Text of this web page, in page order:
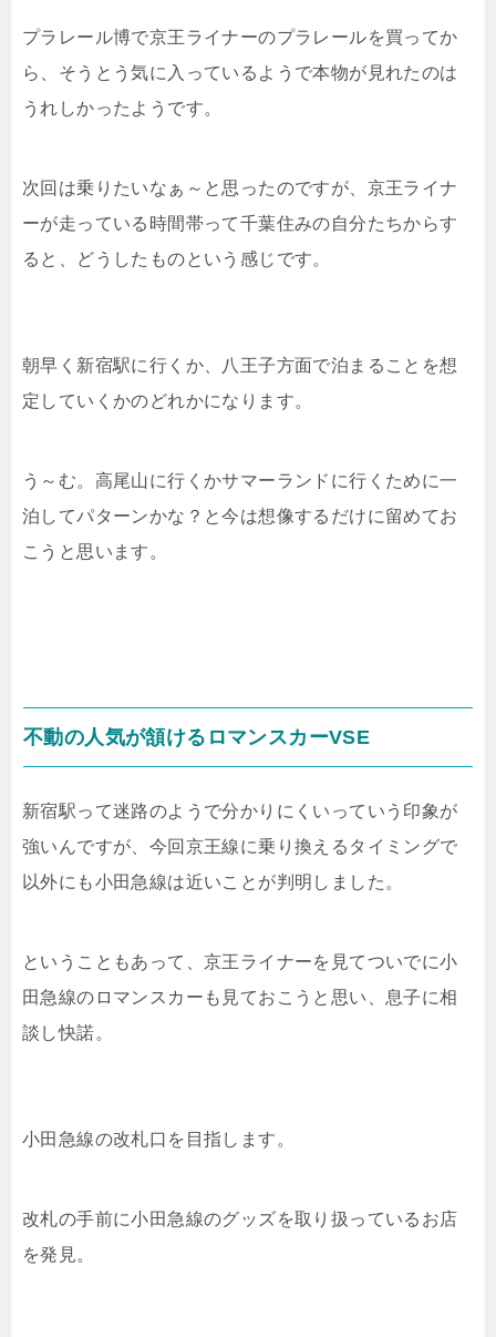
プラレール博で京王ライナーのプラレールを買ってか
ら、そうとう気に入っているようで本物が見れたのは
うれしかったようです。
次回は乗りたいなぁ～と思ったのですが、京王ライナ
ーが走っている時間帯って千葉住みの自分たちからす
ると、どうしたものという感じです。
朝早く新宿駅に行くか、八王子方面で泊まることを想
定していくかのどれかになります。
う～む。高尾山に行くかサマーランドに行くために一
泊してパターンかな？と今は想像するだけに留めてお
こうと思います。
不動の人気が頷けるロマンスカーVSE
新宿駅って迷路のようで分かりにくいっていう印象が
強いんですが、今回京王線に乗り換えるタイミングで
以外にも小田急線は近いことが判明しました。
ということもあって、京王ライナーを見てついでに小
田急線のロマンスカーも見ておこうと思い、息子に相
談し快諾。
小田急線の改札口を目指します。
改札の手前に小田急線のグッズを取り扱っているお店
を発見。